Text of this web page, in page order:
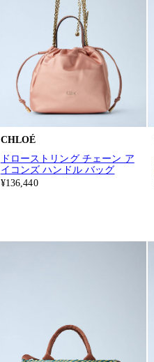
CHLOÉ
ドローストリング チェーン ア
イコンズ ハンドル バッグ
¥136,440